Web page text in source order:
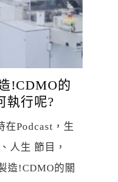
!CDMO的
執行呢?
在Podcast，生
人生 節目，
造!CDMO的關